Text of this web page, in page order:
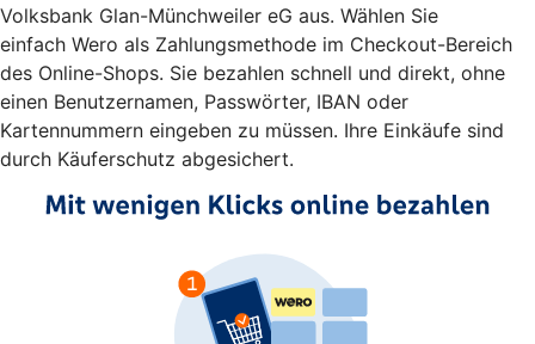
Volksbank Glan-Münchweiler eG aus. Wählen Sie
einfach Wero als Zahlungsmethode im Checkout-Bereich
des Online-Shops. Sie bezahlen schnell und direkt, ohne
einen Benutzernamen, Passwörter, IBAN oder
Kartennummern eingeben zu müssen. Ihre Einkäufe sind
durch Käuferschutz abgesichert.